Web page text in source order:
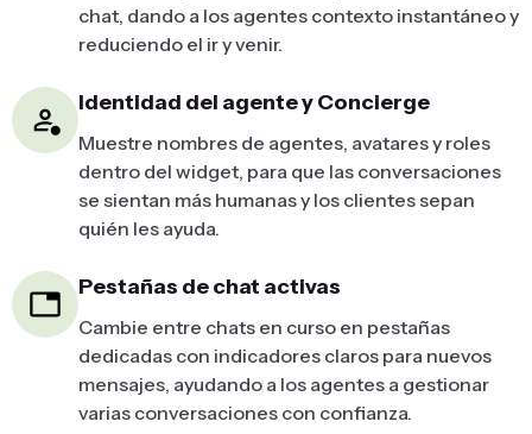
chat, dando a los agentes contexto instantáneo y
reduciendo el ir y venir.
Identidad del agente y Concierge
Muestre nombres de agentes, avatares y roles
dentro del widget, para que las conversaciones
se sientan más humanas y los clientes sepan
quién les ayuda.
Pestañas de chat activas
Cambie entre chats en curso en pestañas
dedicadas con indicadores claros para nuevos
mensajes, ayudando a los agentes a gestionar
varias conversaciones con confianza.